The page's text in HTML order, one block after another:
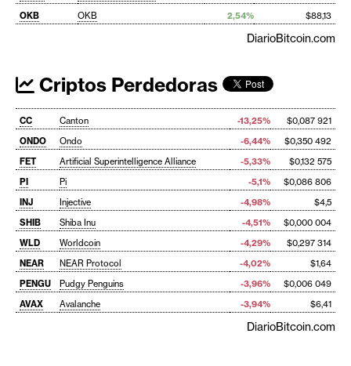
OKB
OKB 2,54% $88,13
DiarioBitcoin.com
Criptos Perdedoras
CC Canton -13,25%
$0,087 921
ONDO
Ondo -6,44%
$0,350 492
FET
Artificial Superintelligence Alliance -5,33%
$0,132 575
PI
Pi -5,1%
$0,086 806
INJ
Injective -4,98%
$4,5
SHIB
Shiba Inu -4,51%
$0,000 004
WLD
Worldcoin -4,29%
$0,297 314
NEAR
NEAR Protocol -4,02%
$1,64
PENGU
Pudgy Penguins -3,96%
$0,006 049
AVAX
Avalanche -3,94% $6,41
DiarioBitcoin.com